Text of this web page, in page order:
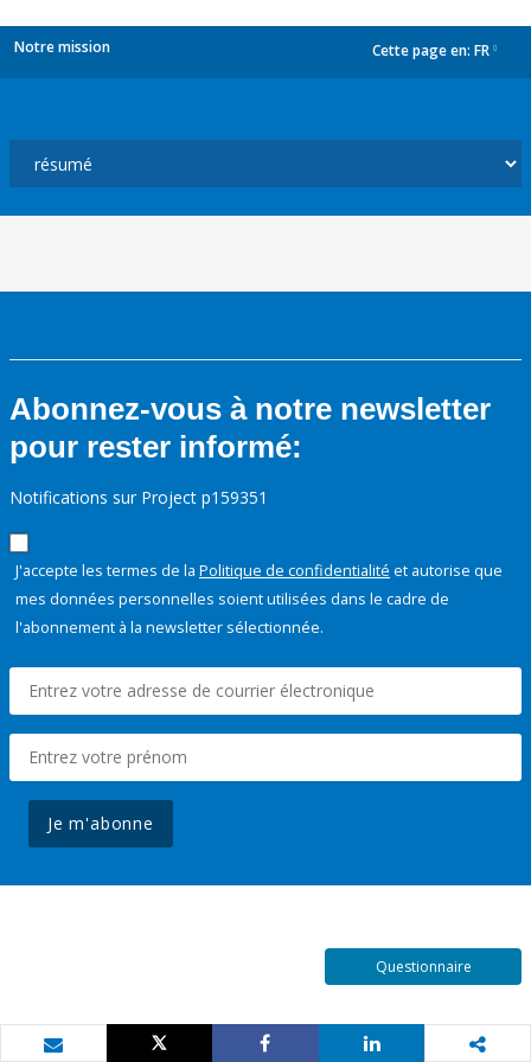
Notre mission Cette page en: FR
Abonnez-vous à notre newsletter
pour rester informé:
Notifications sur Project p159351
J'accepte les termes de la Politique de confidentialité et autorise que
mes données personnelles soient utilisées dans le cadre de
l'abonnement à la newsletter sélectionnée.
Je m'abonne
Questionnaire